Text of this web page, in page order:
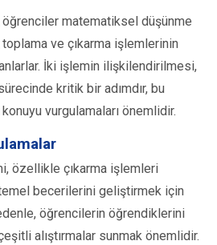
matematiksel düşünme
ve çıkarma işlemlerinin
İki işlemin ilişkilendirilmesi,
kritik bir adımdır, bu
vurgulamaları önemlidir.
özellikle çıkarma işlemleri
becerilerini geliştirmek için
öğrencilerin öğrendiklerini
alıştırmalar sunmak önemlidir.